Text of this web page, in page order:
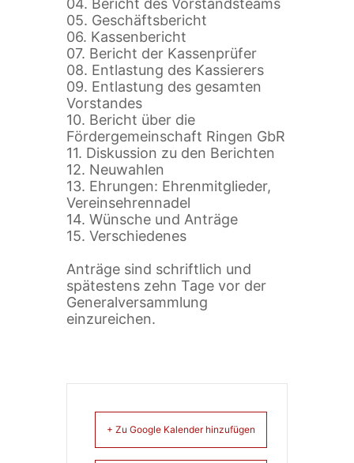
04. Bericht des Vorstandsteams
05. Geschäftsbericht
06. Kassenbericht
07. Bericht der Kassenprüfer
08. Entlastung des Kassierers
09. Entlastung des gesamten
Vorstandes
10. Bericht über die
Fördergemeinschaft Ringen GbR
11. Diskussion zu den Berichten
12. Neuwahlen
13. Ehrungen: Ehrenmitglieder,
Vereinsehrennadel
14. Wünsche und Anträge
15. Verschiedenes
Anträge sind schriftlich und
spätestens zehn Tage vor der
Generalversammlung
einzureichen.
+ Zu Google Kalender hinzufügen